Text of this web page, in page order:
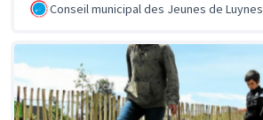
Conseil municipal des Jeunes de Luynes